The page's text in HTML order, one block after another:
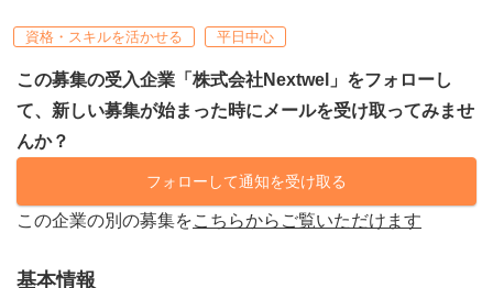
資格・スキルを活かせる 平日中心
この募集の受入企業「株式会社Nextwel」をフォローし
て、新しい募集が始まった時にメールを受け取ってみませ
んか？
フォローして通知を受け取る
この企業の別の募集をこちらからご覧いただけます
基本情報